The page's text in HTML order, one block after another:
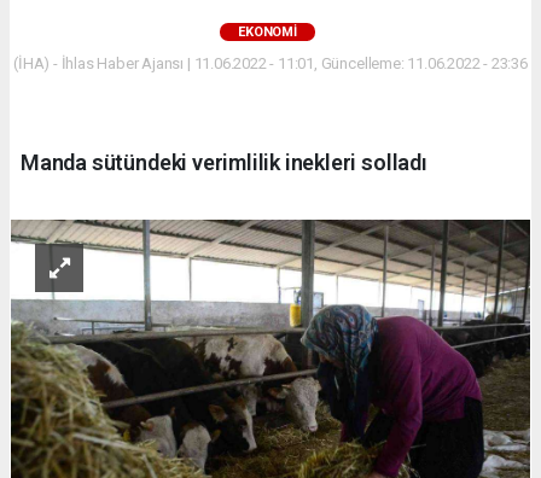
EKONOMİ
(İHA) - İhlas Haber Ajansı | 11.06.2022 - 11:01, Güncelleme: 11.06.2022 - 23:36
Manda sütündeki verimlilik inekleri solladı